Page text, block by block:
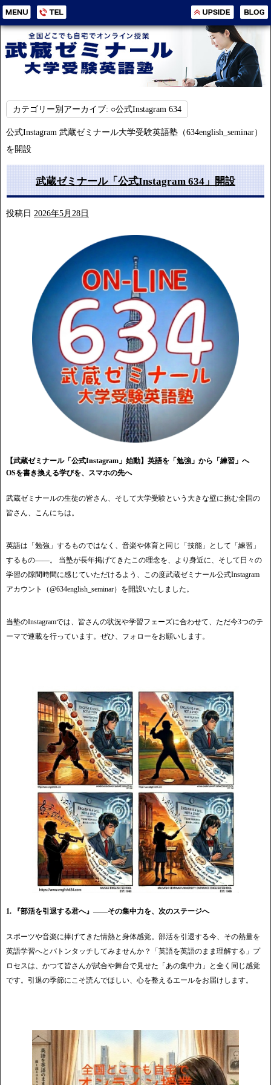
カテゴリー別アーカイブ: ○公式Instagram 634
公式Instagram 武蔵ゼミナール大学受験英語塾（634english_seminar）
を開設
武蔵ゼミナール「公式Instagram 634」開設
投稿日 2026年5月28日
【武蔵ゼミナール「公式Instagram」始動】英語を「勉強」から「練習」へ
OSを書き換える学びを、スマホの先へ
武蔵ゼミナールの生徒の皆さん、そして大学受験という大きな壁に挑む全国の
皆さん、こんにちは。
英語は「勉強」するものではなく、音楽や体育と同じ「技能」として「練習」
するもの——。 当塾が長年掲げてきたこの理念を、より身近に、そして日々の
学習の隙間時間に感じていただけるよう、この度武蔵ゼミナール公式Instagram
アカウント（@634english_seminar）を開設いたしました。
当塾のInstagramでは、皆さんの状況や学習フェーズに合わせて、ただ今3つのテ
ーマで連載を行っています。ぜひ、フォローをお願いします。
1. 『部活を引退する君へ』——その集中力を、次のステージへ
スポーツや音楽に捧げてきた情熱と身体感覚。部活を引退する今、その熱量を
英語学習へとバトンタッチしてみませんか？「英語を英語のまま理解する」プ
ロセスは、かつて皆さんが試合や舞台で見せた「あの集中力」と全く同じ感覚
です。引退の季節にこそ読んでほしい、心を整えるエールをお届けします。